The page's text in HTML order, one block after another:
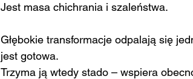
Jest masa chichrania i szaleństwa.
Głębokie transformacje odpalają się
jest gotowa.
Trzyma ją wtedy stado – wspiera